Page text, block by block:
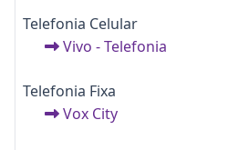
Telefonia Celular
Vivo - Telefonia
Telefonia Fixa
Vox City